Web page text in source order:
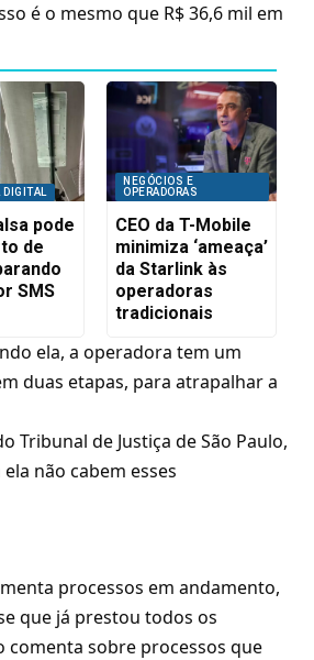
é o mesmo que R$ 36,6 mil em
pode
de
SMS
NEGÓCIOS E
OPERADORAS
CEO da T-Mobile
minimiza ‘ameaça’
da Starlink às
operadoras
tradicionais
ela, a operadora tem um
duas etapas, para atrapalhar a
Tribunal de Justiça de São Paulo,
não cabem esses
processos em andamento,
que já prestou todos os
comenta sobre processos que